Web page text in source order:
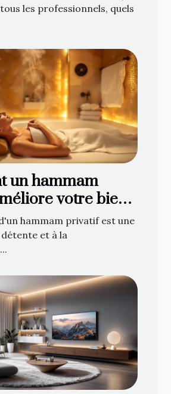
?les professionnels, quels
un hammam
votre bien-
hammam privatif est une
et à la